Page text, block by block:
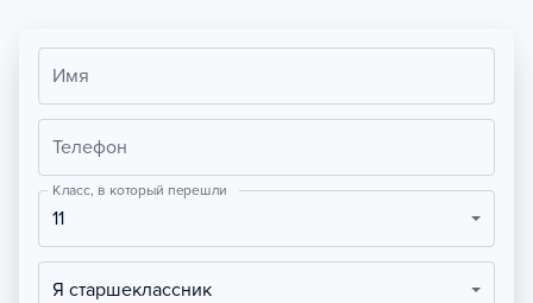
Имя
Телефон
Класс, в который перешли
11
Я старшеклассник